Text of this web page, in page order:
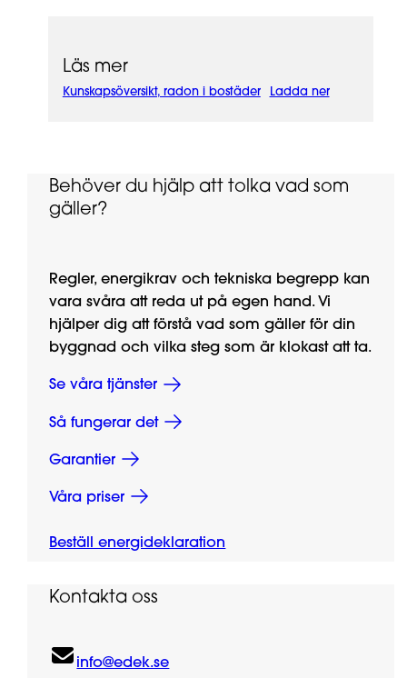
Läs mer
Kunskapsöversikt, radon i bostäder Ladda ner
Behöver du hjälp att tolka vad som
gäller?
Regler, energikrav och tekniska begrepp kan
vara svåra att reda ut på egen hand. Vi
hjälper dig att förstå vad som gäller för din
byggnad och vilka steg som är klokast att ta.
Se våra tjänster
Så fungerar det
Garantier
Våra priser
Beställ energideklaration
Kontakta oss
info@edek.se